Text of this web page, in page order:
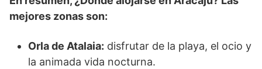
mejores zonas son:
Orla de Atalaia: disfrutar de la playa, el ocio y
la animada vida nocturna.